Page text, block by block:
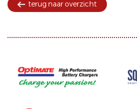
terug naar overzicht